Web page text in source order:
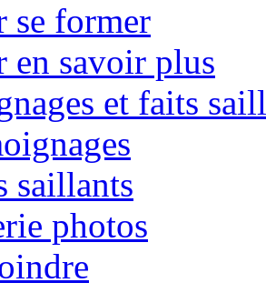
se former
en savoir plus
et faits
saillants
photos